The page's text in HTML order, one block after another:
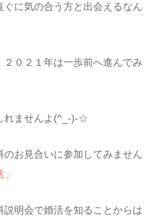
に気の合う方と出会えるなん
０２１年は一歩前へ進んでみ
れませんよ(^_-)-☆
お見合いに参加してみません
明会で婚活を知ることからは